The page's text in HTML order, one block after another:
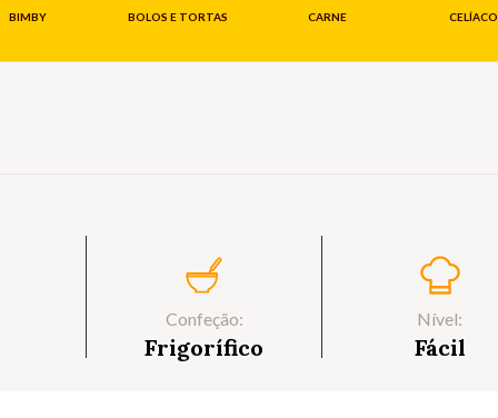
BIMBY BOLOS E TORTAS CARNE
Confeção:
Frigorífico
Nível:
Fácil